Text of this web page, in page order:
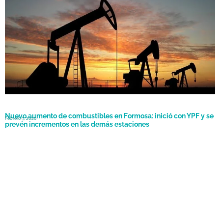
Nuevo aumento de combustibles en Formosa: inició con YPF y se
prevén incrementos en las demás estaciones
Febrero 9, 2026